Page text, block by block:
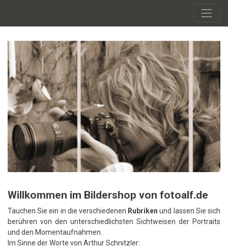
Willkommen im Bildershop von fotoalf.de
Tauchen Sie ein in die verschiedenen Rubriken und lassen Sie sich
berühren von den unterschiedlichsten Sichtweisen der Portraits
und den Momentaufnahmen.
Im Sinne der Worte von Arthur Schnitzler: